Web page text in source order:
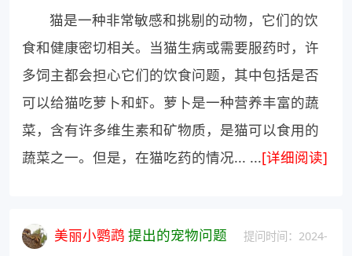
猫是一种非常敏感和挑剔的动物，它们的饮
食和健康密切相关。当猫生病或需要服药时，许
多饲主都会担心它们的饮食问题，其中包括是否
可以给猫吃萝卜和虾。萝卜是一种营养丰富的蔬
菜，含有许多维生素和矿物质，是猫可以食用的
蔬菜之一。但是，在猫吃药的情况... ...[详细阅读]
美丽小鹦鹉 提出的宠物问题
提问时间：2024-